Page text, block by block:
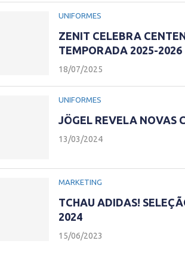
UNIFORMES
ZENIT CELEBRA
TEMPORADA 2025-2026
18/07/2025
UNIFORMES
JÖGEL REVELA NOVAS
13/03/2024
MARKETING
TCHAU ADIDAS!
2024
15/06/2023